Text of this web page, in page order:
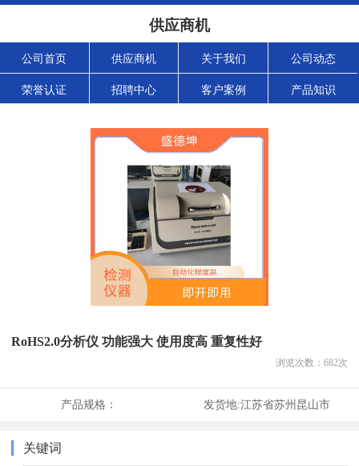
供应商机
公司首页 供应商机 关于我们 公司动态
荣誉认证 招聘中心 客户案例 产品知识
RoHS2.0分析仪 功能强大 使用度高 重复性好
浏览次数： 682次
产品规格： 发货地:江苏省苏州昆山市
关键词